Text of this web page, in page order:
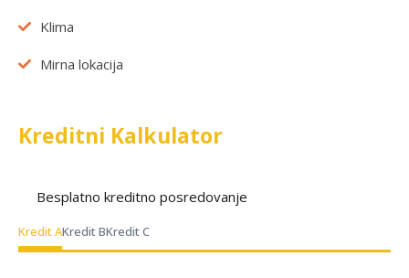
Klima
Mirna lokacija
Kreditni Kalkulator
Besplatno kreditno posredovanje
Kredit AKredit BKredit C